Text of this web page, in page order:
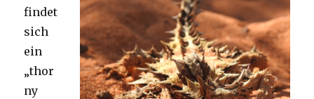
findet
sich
ein
„thor
ny